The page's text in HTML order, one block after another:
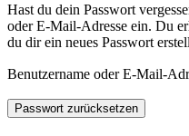
Hast du dein Passwort
oder E-Mail-Adresse ein. Du
du dir ein neues Passwort
Benutzername oder E-Mail-
Passwort zurücksetzen